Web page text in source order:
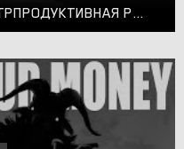
ЗАЙЧИК / Tiny Bunny # 9 КОНТРПРОДУКТИВНАЯ РЕПЕТИЦИЯ